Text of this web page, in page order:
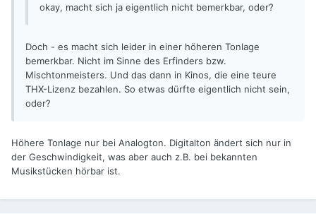
okay, macht sich ja eigentlich nicht bemerkbar, oder?
Doch - es macht sich leider in einer höheren Tonlage
bemerkbar. Nicht im Sinne des Erfinders bzw.
Mischtonmeisters. Und das dann in Kinos, die eine teure
THX-Lizenz bezahlen. So etwas dürfte eigentlich nicht sein,
oder?
Höhere Tonlage nur bei Analogton. Digitalton ändert sich nur in
der Geschwindigkeit, was aber auch z.B. bei bekannten
Musikstücken hörbar ist.